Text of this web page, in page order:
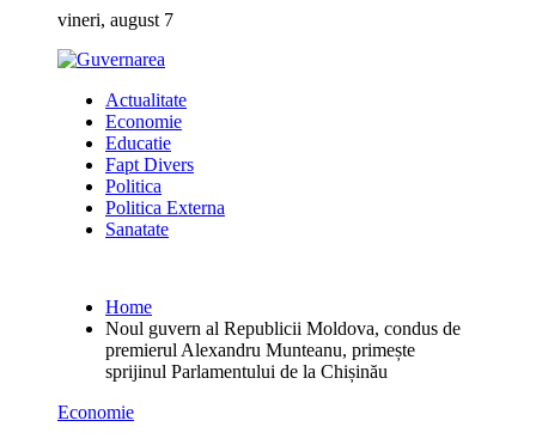
content
vineri, august 7
Actualitate
Economie
Educatie
Fapt Divers
Politica
Politica Externa
Sanatate
Home
Noul guvern al Republicii Moldova, condus de
premierul Alexandru Munteanu, primește
sprijinul Parlamentului de la Chișinău
Economie